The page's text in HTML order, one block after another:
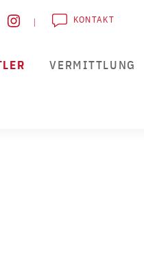
KONTAKT
VERMITTLUNG